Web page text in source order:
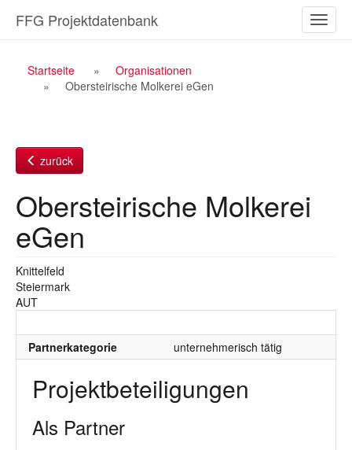
Inhalt
ein-/
FFG Projektdatenbank
Breadcrumb
Navigation
Startseite
Organisationen
Obersteirische Molkerei eGen
zurück
Obersteirische Molkerei
eGen
Knittelfeld
Steiermark
AUT
Partnerkategorie unternehmerisch tätig
Projektbeteiligungen
Als Partner